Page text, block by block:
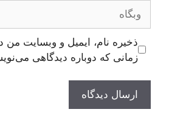
ذخیره نام، ایمیل و وبسایت من در
زمانی که دوباره دیدگاهی می‌نویسم.